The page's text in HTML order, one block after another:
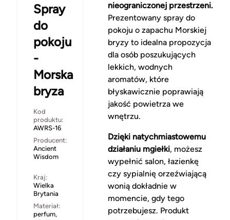
Spray
do
pokoju
-
Morska
bryza
Kod
produktu:
AWRS-16
Producent:
Ancient
Wisdom
Kraj:
Wielka
Brytania
Materiał:
perfum,
nieograniczonej przestrzeni.
Prezentowany spray do
pokoju o zapachu Morskiej
bryzy to idealna propozycja
dla osób poszukujących
lekkich, wodnych
aromatów, które
błyskawicznie poprawiają
jakość powietrza we
wnętrzu.
Dzięki natychmiastowemu
działaniu mgiełki, możesz
wypełnić salon, łazienkę
czy sypialnię orzeźwiającą
wonią dokładnie w
momencie, gdy tego
potrzebujesz. Produkt